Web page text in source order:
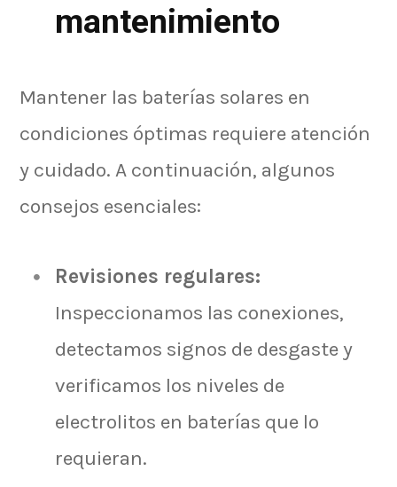
mantenimiento
Mantener las baterías solares en
condiciones óptimas requiere atención
y cuidado. A continuación, algunos
consejos esenciales:
Revisiones regulares:
Inspeccionamos las conexiones,
detectamos signos de desgaste y
verificamos los niveles de
electrolitos en baterías que lo
requieran.